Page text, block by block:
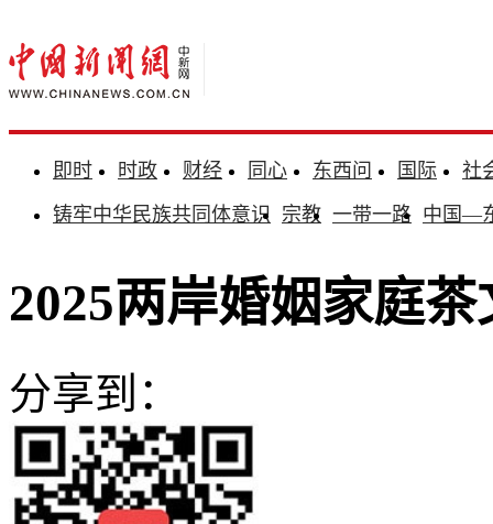
即时 时政 财经 同心 东西问 国际
社
铸牢中华民族共同体意识 宗教 一带一路 中国—
2025两岸婚姻家庭
分享到：